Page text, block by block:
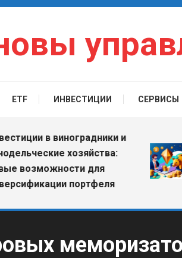
ETF ИНВЕСТИЦИИ СЕРВИСЫ
в виноградники и
хозяйства:
для
портфеля